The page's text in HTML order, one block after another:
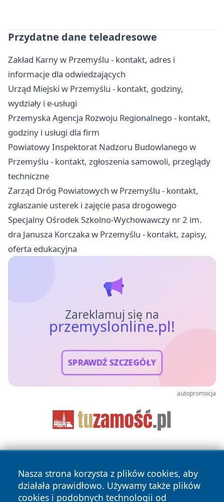
Przydatne dane teleadresowe
Zakład Karny w Przemyślu - kontakt, adres i
informacje dla odwiedzających
Urząd Miejski w Przemyślu - kontakt, godziny,
wydziały i e-usługi
Przemyska Agencja Rozwoju Regionalnego - kontakt,
godziny i usługi dla firm
Powiatowy Inspektorat Nadzoru Budowlanego w
Przemyślu - kontakt, zgłoszenia samowoli, przeglądy
techniczne
Zarząd Dróg Powiatowych w Przemyślu - kontakt,
zgłaszanie usterek i zajęcie pasa drogowego
Specjalny Ośrodek Szkolno-Wychowawczy nr 2 im.
dra Janusza Korczaka w Przemyślu - kontakt, zapisy,
oferta edukacyjna
Zareklamuj się na
przemyslonline.pl!
SPRAWDŹ SZCZEGÓŁY
autopromocja
Nasza strona korzysta z plików cookies, aby
działała prawidłowo. Używamy także plików
cookies i podobnych technologii od